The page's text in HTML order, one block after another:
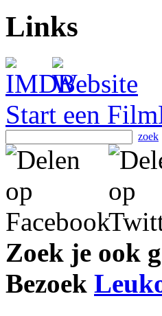
Links
Start een
zoek
Zoek je ook
Bezoek